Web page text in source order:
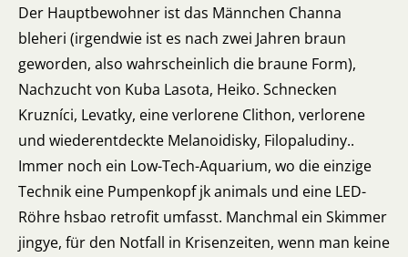
Der Hauptbewohner ist das Männchen Channa
bleheri (irgendwie ist es nach zwei Jahren braun
geworden, also wahrscheinlich die braune Form),
Nachzucht von Kuba Lasota, Heiko. Schnecken
Kruzníci, Levatky, eine verlorene Clithon, verlorene
und wiederentdeckte Melanoidisky, Filopaludiny..
Immer noch ein Low-Tech-Aquarium, wo die einzige
Technik eine Pumpenkopf jk animals und eine LED-
Röhre hsbao retrofit umfasst. Manchmal ein Skimmer
jingye, für den Notfall in Krisenzeiten, wenn man keine